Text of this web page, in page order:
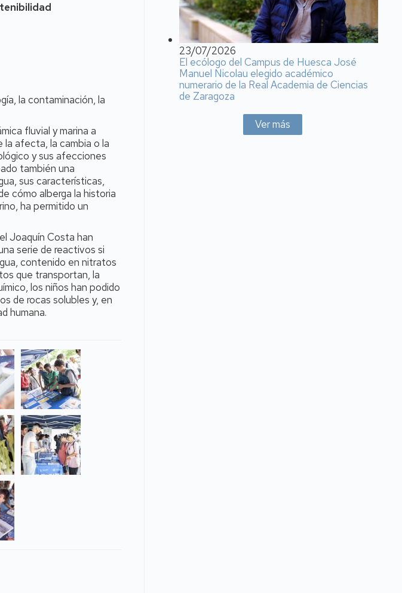
la contaminación, la
fluvial y marina a
la afecta, la cambia o la
y sus afecciones
también una
sus características,
cómo alberga la historia
ha permitido un
Joaquín Costa han
serie de reactivos si
contenido en nitratos
que transportan, la
los niños han podido
de rocas solubles y, en
humana.
23/07/2026
El ecólogo del Campus de Huesca José
Manuel Nicolau elegido académico
numerario de la Real Academia de Ciencias
de Zaragoza
Ver más